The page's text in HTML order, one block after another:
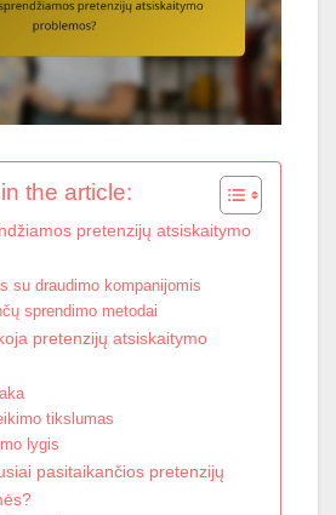
the article:
pretenzijų atsiskaitymo
su draudimo kompanijomis
sprendimo metodai
pretenzijų atsiskaitymo
tikslumas
lygis
pasitaikančios pretenzijų